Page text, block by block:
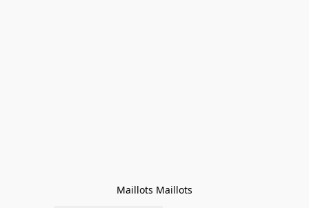
Maillots Maillots